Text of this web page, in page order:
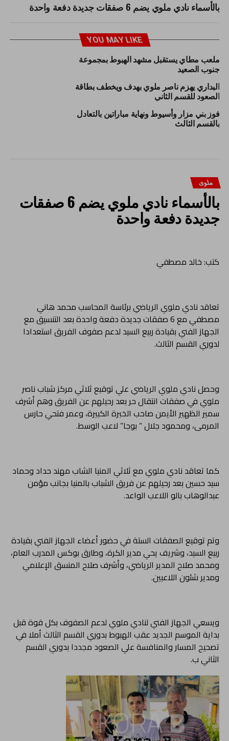
بالأسماء نادي ملوي يضم 6 صفقات جديدة دفعة واحدة
YOU MAY LIKE
ملعب مطاي يستقبل مشهد الهبوط بمجموعة
جنوب الصعيد
البداري يهزم ناصر ملوي بهدف ويخطف بطاقة
الصعود للقسم الثاني
فوز بني مزار وأسيوط ونهاية مباراتين بالتعادل
بالقسم الثالث
ملوى
بالأسماء نادي ملوي يضم 6 صفقات
جديدة دفعة واحدة
كتب: خالد مصطفي
تعاقد نادي ملوي الرياضي برئاسة المحاسب محمد هاني
مصطفي مع 6 صفقات جديدة دفعة واحدة بعد التنسيق مع
الجهاز الفني بقيادة ربيع السيد لدعم صفوف الفريق استعدادا
لدوري القسم الثالث.
وحصل نادي ملوي الرياضي علي توقيع ثلاثي مركز شباب ناصر
ملوي في صفقات انتقال حر بعد رحيلهم عن الفريق وهم أشرف
سمير الظهير الأيمن صاحب الخبرة الكبيرة، وعمر فتحي حارس
المرمى، ومحمود جلال ” بوجا” لاعب الوسط.
كما تعاقد نادي ملوي مع ثلاثي المنيا الشاب مهند حداد وحماد
سيد حسين بعد رحيلهم عن فريق الشباب بالمنيا بجانب مؤمن
عبدالوهاب بالو اللاعب الواعد.
وتم توقيع الصفقات الستة في حضور أعضاء الجهاز الفني بقيادة
ربيع السيد، وشريف يحي مدير الكرة، وطارق بوكس المدرب العام،
ومحمد صلاح المدير الرياضي، وأشرف صلاح المنسق الإعلامي
ومدير شئون اللاعبين.
ويسعي الجهاز الفني لنادي ملوي لدعم الصفوف بكل قوة قبل
بداية الموسم الجديد عقب الهبوط بدوري القسم الثالث أملا في
تصحيح المسار والمنافسة علي الصعود مجددا بدوري القسم
الثاني ب.